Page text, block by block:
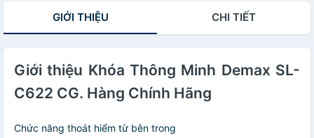
GIỚI THIỆU CHI TIẾT
Giới thiệu Khóa Thông Minh Demax SL-
C622 CG. Hàng Chính Hãng
Chức năng thoát hiểm từ bên trong